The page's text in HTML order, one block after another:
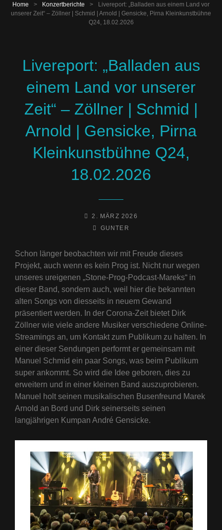
Home > Konzertberichte >
Livereport: „Balladen aus einem Land vor
unserer Zeit“ – Zöllner | Schmid | Arnold | Gensicke, Pirna Kleinkunstbühne
Q24, 18.02.2026
Livereport: „Balladen aus
einem Land vor unserer
Zeit“ – Zöllner | Schmid |
Arnold | Gensicke, Pirna
Kleinkunstbühne Q24,
18.02.2026
POSTED-
ON
2. MÄRZ 2026
BY
BYLINE
GUNTER
Schon länger beobachten wir mit Freude dieses
Projekt, auch wenn es kein Prog ist. Nicht nur wegen
unseres ureigenen „Stone-Prog-Podcast-Mareks“ in
dieser Band, sondern auch, weil hier die bekannten
alten Songs von diesseits in neuem Gewand
präsentiert werden. In der Corona-Zeit bietet Dirk
Zöllner wie viele andere Musiker verschiedene Online-
Streamings an, um Kontakt zum Publikum zu halten. In
einer dieser Sendungen performt er gemeinsam mit
Manuel Schmid ein paar Songs, was beim Publikum
super ankommt. So wird die Idee geboren, dies zu
erweitern und in einer kleinen Band auszuprobieren.
Manuel holt seinen musikalischen Busenfreund Marek
Arnold an Bord und Dirk seinerseits seinen
langjährigen Kumpan André Gensicke.